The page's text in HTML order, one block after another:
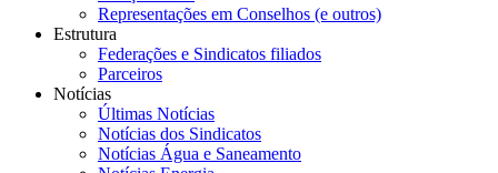
Representações em Conselhos (e outros)
Estrutura
Federações e Sindicatos filiados
Parceiros
Notícias
Últimas Notícias
Notícias dos Sindicatos
Notícias Água e Saneamento